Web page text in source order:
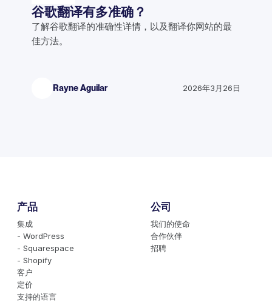
谷歌翻译有多准确？
了解谷歌翻译的准确性详情，以及翻译你网站的最
佳方法。
Rayne Aguilar 2026年3月26日
产品
集成
- WordPress
- Squarespace
- Shopify
客户
定价
支持的语言
公司
我们的使命
合作伙伴
招聘